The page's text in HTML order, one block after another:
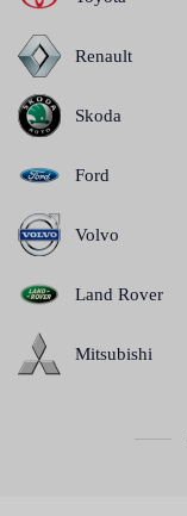
Renault
Skoda
Ford
Volvo
Land Rover
Mitsubishi